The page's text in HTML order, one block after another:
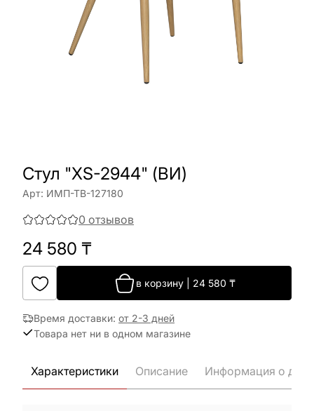
Cтул "XS-2944" (ВИ)
Арт: ИМП-ТВ-127180
0 отзывов
24 580 ₸
в корзину| 24 580 ₸
Время доставки: от 2-3 дней
Товара нет ни в одном магазине
Характеристики Описание Информация о